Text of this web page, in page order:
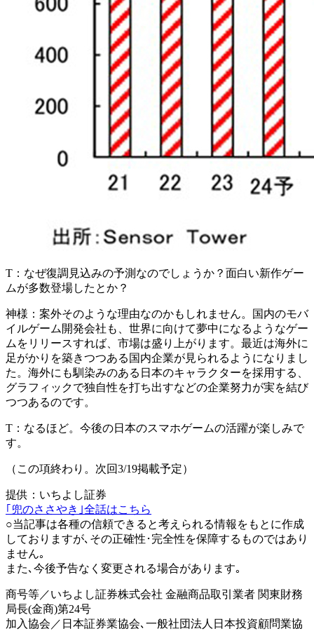
T： なぜ復調見込みの予測なのでしょうか？面白い新作ゲー
ムが多数登場したとか？
神様： 案外そのような理由なのかもしれません。国内のモバ
イルゲーム開発会社も、世界に向けて夢中になるようなゲー
ムをリリースすれば、市場は盛り上がります。最近は海外に
足がかりを築きつつある国内企業が見られるようになりまし
た。 海外にも馴染みのある日本のキャラクターを採用する、
グラフィックで独自性を打ち出すなどの企業努力が実を結び
つつあるのです。
T： なるほど。今後の日本のスマホゲームの活躍が楽しみで
す。
（この項終わり。次回3/19掲載予定）
提供：いちよし証券
｢兜のささやき｣全話はこちら
○当記事は各種の信頼できると考えられる情報をもとに作成
しておりますが､その正確性･完全性を保障するものではあり
ません｡
また､今後予告なく変更される場合があります｡
商号等／いちよし証券株式会社 金融商品取引業者 関東財務
局長(金商)第24号
加入協会／日本証券業協会､一般社団法人日本投資顧問業協